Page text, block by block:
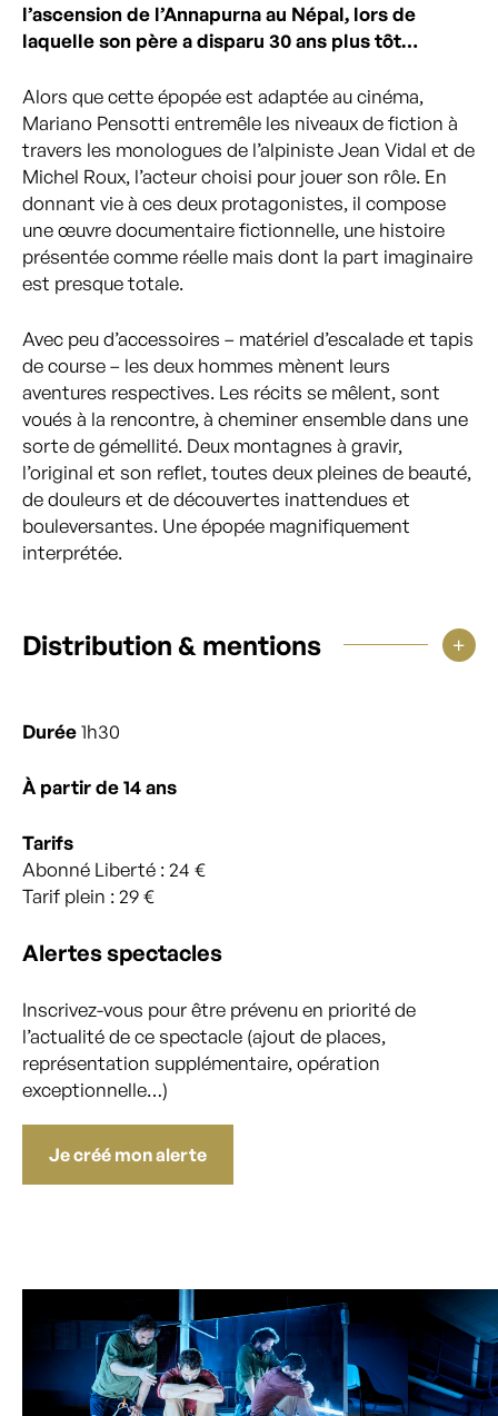
l’ascension de l’Annapurna au Népal, lors de
laquelle son père a disparu 30 ans plus tôt…
Alors que cette épopée est adaptée au cinéma,
Mariano Pensotti entremêle les niveaux de fiction à
travers les monologues de l’alpiniste Jean Vidal et de
Michel Roux, l’acteur choisi pour jouer son rôle. En
donnant vie à ces deux protagonistes, il compose
une œuvre documentaire fictionnelle, une histoire
présentée comme réelle mais dont la part imaginaire
est presque totale.
Avec peu d’accessoires – matériel d’escalade et tapis
de course – les deux hommes mènent leurs
aventures respectives. Les récits se mêlent, sont
voués à la rencontre, à cheminer ensemble dans une
sorte de gémellité. Deux montagnes à gravir,
l’original et son reflet, toutes deux pleines de beauté,
de douleurs et de découvertes inattendues et
bouleversantes. Une épopée magnifiquement
interprétée.
Distribution & mentions
Durée1h30
À partir de 14 ans
Tarifs
Abonné Liberté : 24 €
Tarif plein : 29 €
Alertes spectacles
Inscrivez-vous pour être prévenu en priorité de
l’actualité de ce spectacle (ajout de places,
représentation supplémentaire, opération
exceptionnelle…)
Je créé mon alerte